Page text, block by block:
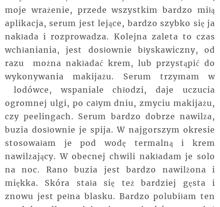
moje wrażenie, przede wszystkim bardzo miłą
aplikacja, serum jest lejące, bardzo szybko się ja
nakłada i rozprowadza. Kolejna zaleta to czas
wchłaniania, jest dosłownie błyskawiczny, od
razu można nakładać krem, lub przystąpić do
wykonywania makijażu. Serum trzymam w
lodówce, wspaniale chłodzi, daje uczucia
ogromnej ulgi, po całym dniu, zmyciu makijażu,
czy peelingach. Serum bardzo dobrze nawilża,
buzia dosłownie je spija. W najgorszym okresie
stosowałam je pod wodę termalną i krem
nawilżający. W obecnej chwili nakładam je solo
na noc. Rano buzia jest bardzo nawilżona i
miękka. Skóra stała się też bardziej gęsta i
znowu jest pełna blasku. Bardzo polubiłam ten